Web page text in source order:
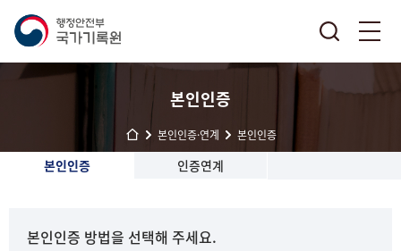
본인인증
본인인증·연계 본인인증
본인인증 인증연계
본인인증 방법을 선택해 주세요.